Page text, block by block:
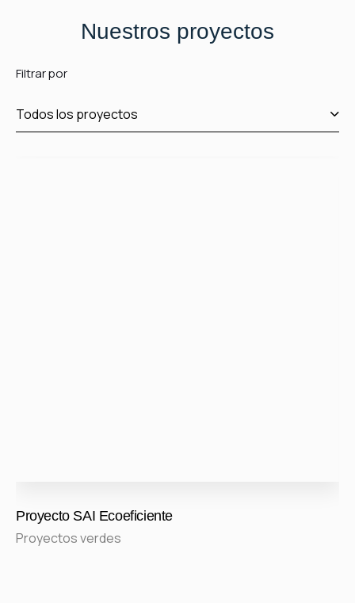
Nuestros proyectos
Filtrar por
Todos los proyectos
Proyecto SAI Ecoeficiente
Proyectos verdes